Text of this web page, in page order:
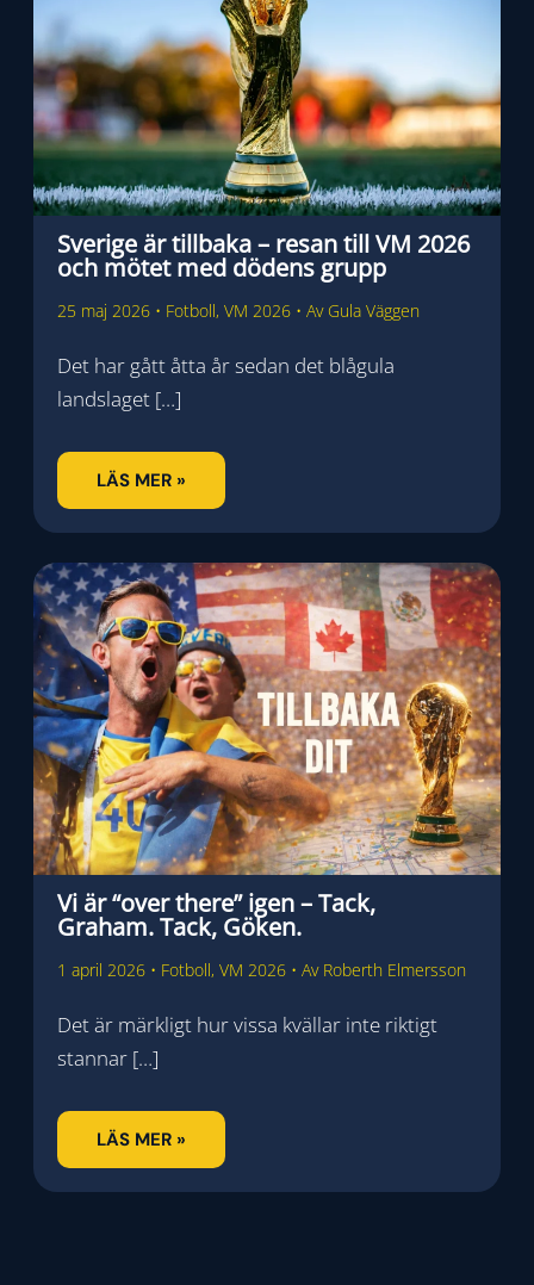
Sverige är tillbaka – resan till VM 2026
och mötet med dödens grupp
25 maj 2026 • Fotboll, VM 2026• Av Gula Väggen
Det har gått åtta år sedan det blågula
landslaget […]
LÄS MER »
Vi är “over there” igen – Tack,
Graham. Tack, Göken.
1 april 2026 • Fotboll, VM 2026• Av Roberth Elmersson
Det är märkligt hur vissa kvällar inte riktigt
stannar […]
LÄS MER »